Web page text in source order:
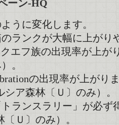
ーン-HQ
うに変化します。
のランクが大幅に上がり
クエフ族の出現率が上が
。
の出現率が上がり
ア森林〔Ｕ〕のみ）。
トランスラリー」が必ず
Ｕ〕のみ）。